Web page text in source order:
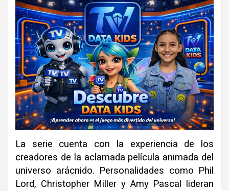
La serie cuenta con la experiencia de los
creadores de la aclamada película animada del
universo arácnido. Personalidades como Phil
Lord, Christopher Miller y Amy Pascal lideran